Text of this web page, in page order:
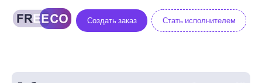
Создать заказ Стать исполнителем